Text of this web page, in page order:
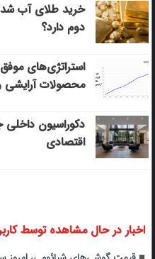
خرید طلای آب
دوم دارد؟
استراتژی‌های موفق
محصولات آرایشی
دکوراسیون
اقتصادی
اخبار در حال مشاهده توسط